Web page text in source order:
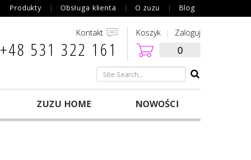
Produkty Obsługa klienta O zuzu Blog
Kontakt
+48 531 322 161‬
Koszyk Zaloguj
0
ZUZU HOME NOWOŚCI